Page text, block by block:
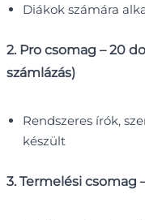
Diákok számára
2. Pro csomag – 20
számlázás)
Rendszeres írók,
készült
3. Termelési csomag